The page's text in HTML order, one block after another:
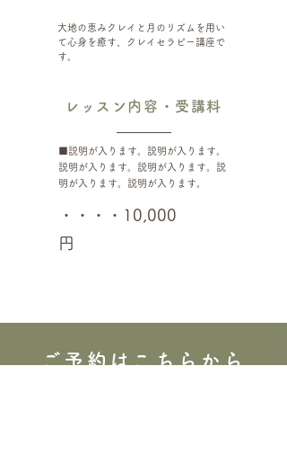
大地の恵みクレイと月のリズムを用い
て心身を癒す、クレイセラピー講座で
す。
レッスン内容・受講料
■説明が入ります。説明が入ります。
説明が入ります。説明が入ります。説
明が入ります。説明が入ります。
・・・・10,000
円
ご予約はこちらから